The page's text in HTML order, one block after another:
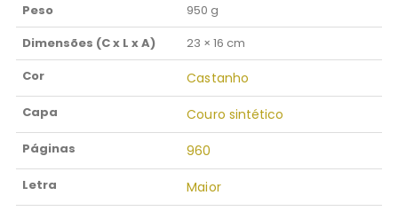
Peso
950 g
Dimensões (C x L x A)
23 × 16 cm
Cor
Castanho
Capa Couro sintético
Páginas 960
Letra Maior